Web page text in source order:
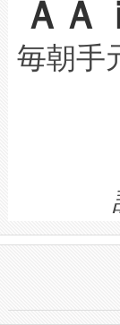
設には
最高経
す。「
ームを
きます
持でき
ービス
テリー
念は、
ます。
quality
BESS
からシ
な環境
キロメ
LiDAR
は
イズの
す。ノ
ートル
トに対
では、
Ａ
毎朝手